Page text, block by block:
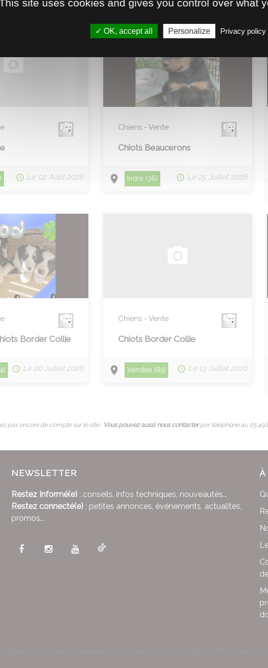
Le 02 Août 2026
Chiens - Vente
Chiots Beaucerons
Le 25 Juillet 2026
Indre (36)
Border Collie
Le 20 Juillet 2026
Chiens - Vente
Chiots Border Collie
Le 13 Juillet 2026
Vendée (85)
pas encore de compte sur le site : Vous pouvez aussi nous contacterpar téléphone au
À
NEWSLETTER
Restez Informé(e) : conseils, infos techniques, nouveautés...
Restez connecté(e) : petites annonces, événements, actualités,
promos...
site uses cookies and gives you control over what
OK, accept all Personalize Privacy policy